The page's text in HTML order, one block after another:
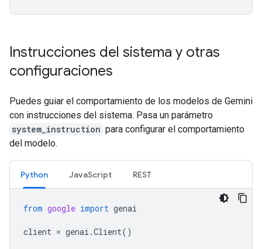
Instrucciones del sistema y otras
configuraciones
Puedes guiar el comportamiento de los modelos de Gemini
con instrucciones del sistema. Pasa un parámetro
system_instruction para configurar el comportamiento
del modelo.
Python JavaScript REST
from google import genai
client = genai .Client()